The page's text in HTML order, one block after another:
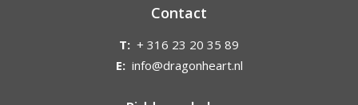
Contact
T: + 316 23 20 35 89
E: info@dragonheart.nl